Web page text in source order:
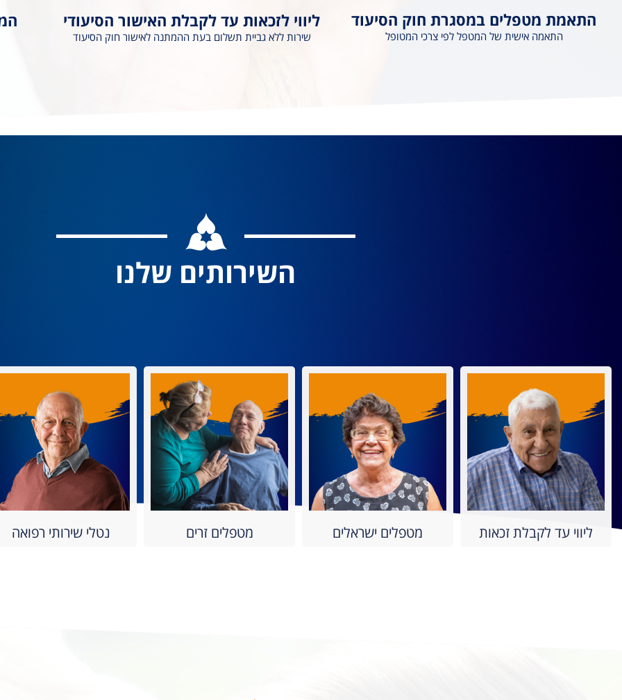
התאמת מטפלים במסגרת חוק הסיעוד
התאמה אישית של המטפל לפי צרכי המטופל
ליווי לזכאות עד לקבלת האישור הסיעודי
שירות ללא גביית תשלום בעת ההמתנה לאישור חוק הסיעוד
השירותים שלנו
ליווי עד לקבלת זכאות מטפלים ישראלים מטפלים זרים נטלי שירותי רפואה